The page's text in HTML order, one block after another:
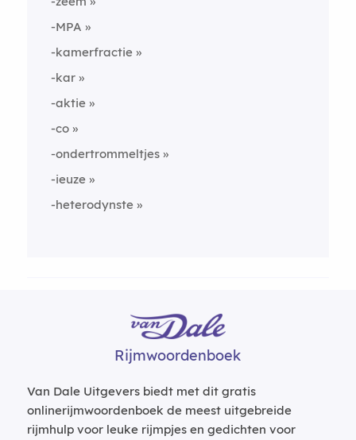
-MPA
-kamerfractie
-kar
-aktie
-co
-ondertrommeltjes
-ieuze
-heterodynste
Rijmwoordenboek
Van Dale Uitgevers biedt met dit gratis
onlinerijmwoordenboek de meest uitgebreide
rijmhulp voor leuke rijmpjes en gedichten voor